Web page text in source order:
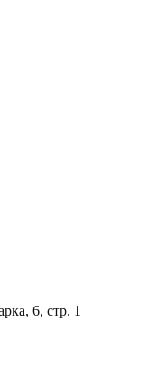
6, стр. 1